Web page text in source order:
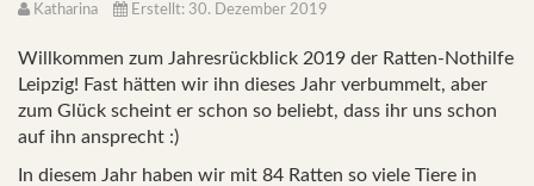
Katharina Erstellt: 30. Dezember 2019
Willkommen zum Jahresrückblick 2019 der Ratten-Nothilfe
Leipzig! Fast hätten wir ihn dieses Jahr verbummelt, aber
zum Glück scheint er schon so beliebt, dass ihr uns schon
auf ihn ansprecht :)
In diesem Jahr haben wir mit 84 Ratten so viele Tiere in